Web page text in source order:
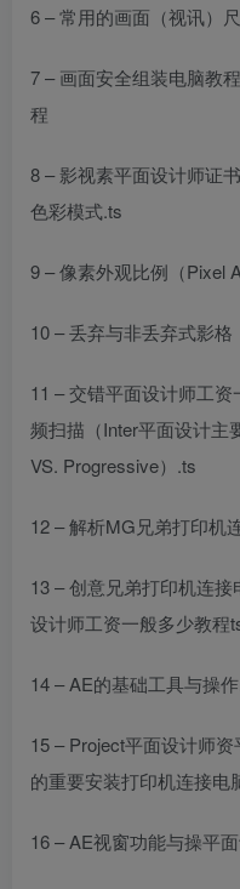
6 – 常用的画面（视讯）
7 – 画面安全组装电脑教程
程
8 – 影视素平面设计师证书
色彩模式.ts
9 – 像素外观比例（Pixel
10 – 丢弃与非丢弃式影
11 – 交错平面设计师工资
频扫描（Inter平面设计主
VS. Progressive）.ts
12 – 解析MG兄弟打印机
13 – 创意兄弟打印机连接
设计师工资一般多少教程
14 – AE的基础工具与操
15 – Project平面设计师资
的重要安装打印机连接电
16 – AE视窗功能与操平